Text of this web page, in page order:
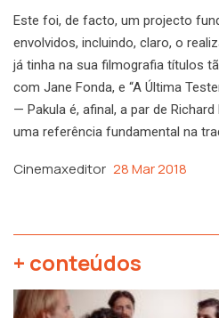
Este foi, de facto, um projecto
envolvidos, incluindo, claro, o
já tinha na sua filmografia títulos
com Jane Fonda, e “A Última
— Pakula é, afinal, a par de
uma referência fundamental na
Cinemaxeditor 28 Mar 2018
+ conteúdos